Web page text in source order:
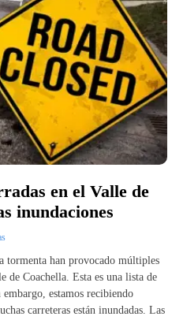
en el Valle de
inundaciones
tormenta han provocado múltiples
de Coachella. Esta es una lista de
estamos recibiendo
carreteras están inundadas. Las